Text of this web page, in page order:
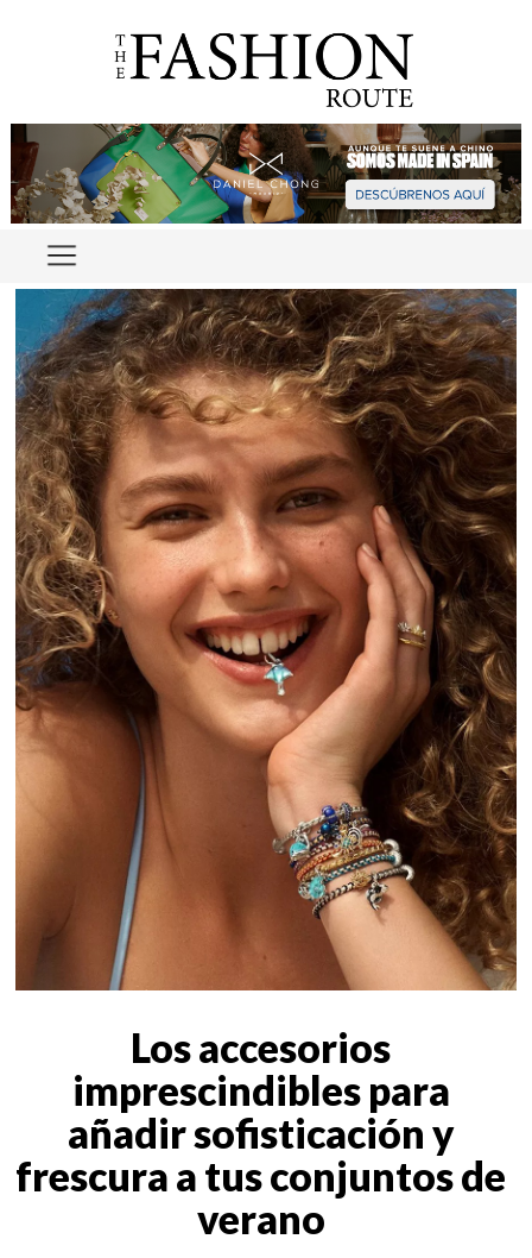
Los accesorios
imprescindibles para
añadir sofisticación y
frescura a tus conjuntos de
verano